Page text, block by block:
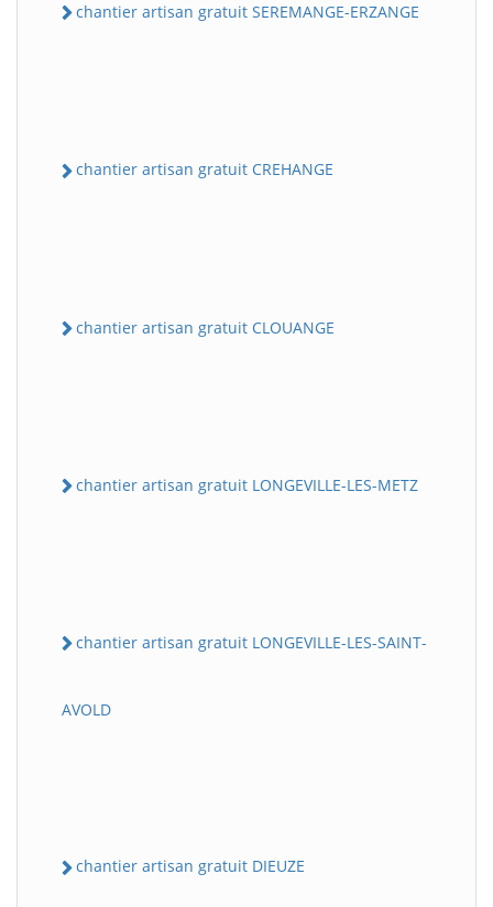
chantier artisan gratuit SEREMANGE-ERZANGE
chantier artisan gratuit CREHANGE
chantier artisan gratuit CLOUANGE
chantier artisan gratuit LONGEVILLE-LES-METZ
chantier artisan gratuit LONGEVILLE-LES-SAINT-
AVOLD
chantier artisan gratuit DIEUZE